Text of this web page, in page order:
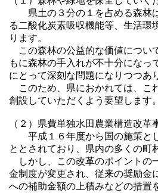
県土の３分の１を占める森林は
る二酸化炭素吸収機能等、生活環
ります。
この森林の公益的な価値につい
もに森林の手入れが不十分にな
にとって深刻な問題になりつつあ
このため、県におかれては、こ
創設していただくよう要望します。
（２）県費単独水田農業構造改革
平成１６年度から国の施策とし
ととされており、県内の多くの町
しかし、この改革のポイントの
金制度が変更され、従来の奨励金
への補助金額の上積みなどの措置